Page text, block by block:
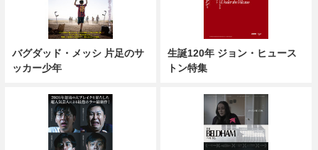
バグダッド・メッシ 片足のサ
ッカー少年
生誕120年 ジョン・ヒュース
トン特集